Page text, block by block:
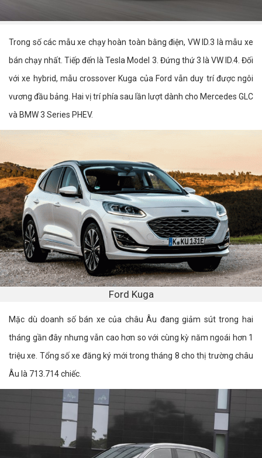
Trong số các mẫu xe chạy hoàn toàn bằng điện, VW ID.3 là mẫu xe
bán chạy nhất. Tiếp đến là Tesla Model 3. Đứng thứ 3 là VW ID.4. Đối
với xe hybrid, mẫu crossover Kuga của Ford vẫn duy trí được ngôi
vương đầu bảng. Hai vị trí phía sau lần lượt dành cho Mercedes GLC
và BMW 3 Series PHEV.
Ford Kuga
Mặc dù doanh số bán xe của châu Âu đang giảm sút trong hai
tháng gần đây nhưng vẫn cao hơn so với cùng kỳ năm ngoái hơn 1
triệu xe. Tổng số xe đăng ký mới trong tháng 8 cho thị trường châu
Âu là 713.714 chiếc.